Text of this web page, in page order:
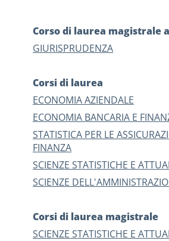
Corso di laurea magistrale
GIURISPRUDENZA
Corsi di laurea
ECONOMIA AZIENDALE
ECONOMIA BANCARIA E
STATISTICA PER LE
FINANZA
SCIENZE STATISTICHE E
SCIENZE
Corsi di laurea magistrale
SCIENZE STATISTICHE E